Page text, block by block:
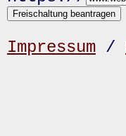
Impressum /